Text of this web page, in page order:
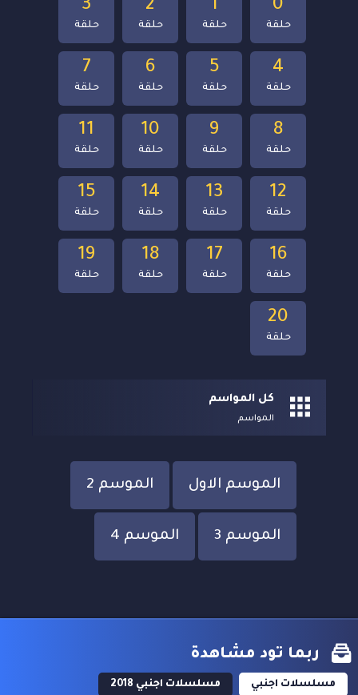
20
حلقة
19
حلقة
18
حلقة
17
حلقة
16
حلقة
15
حلقة
14
حلقة
13
حلقة
12
حلقة
11
حلقة
10
حلقة
9
حلقة
8
حلقة
7
حلقة
6
حلقة
5
حلقة
4
حلقة
3
حلقة
2
حلقة
1
حلقة
0
حلقة
كل المواسم
المواسم
الموسم الاول الموسم 2
الموسم 3 الموسم 4
ربما تود مشاهدة
مسلسلات اجنبي مسلسلات اجنبي 2018